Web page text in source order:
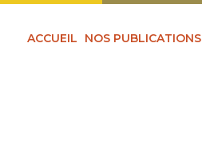
ACCUEIL NOS PUBLICATIONS